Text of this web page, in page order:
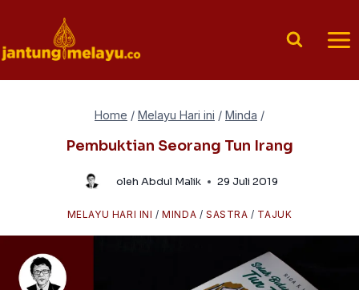
content
Home / Melayu Hari ini / Minda /
Pembuktian Seorang Tun Irang
oleh Abdul Malik 29 Juli 2019
MELAYU HARI INI /MINDA /SASTRA / TAJUK